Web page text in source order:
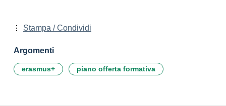
Stampa / Condividi
Argomenti
erasmus+ piano offerta formativa